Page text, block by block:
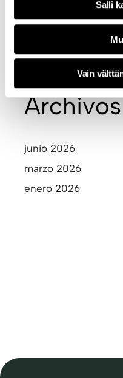
Salli
Vain
Archivos
junio 2026
marzo 2026
enero 2026